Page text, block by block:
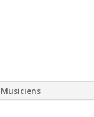
Musiciens